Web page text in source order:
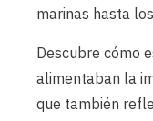
marinas hasta
Descubre cómo
alimentaban la
que también